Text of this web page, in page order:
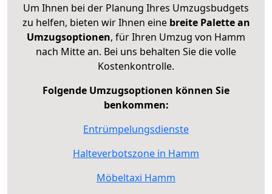
Um Ihnen bei der Planung Ihres Umzugsbudgets
zu helfen, bieten wir Ihnen eine breite Palette an
Umzugsoptionen, für Ihren Umzug von Hamm
nach Mitte an. Bei uns behalten Sie die volle
Kostenkontrolle.
Folgende Umzugsoptionen können Sie
benkommen:
Entrümpelungsdienste
Halteverbotszone in Hamm
Möbeltaxi Hamm